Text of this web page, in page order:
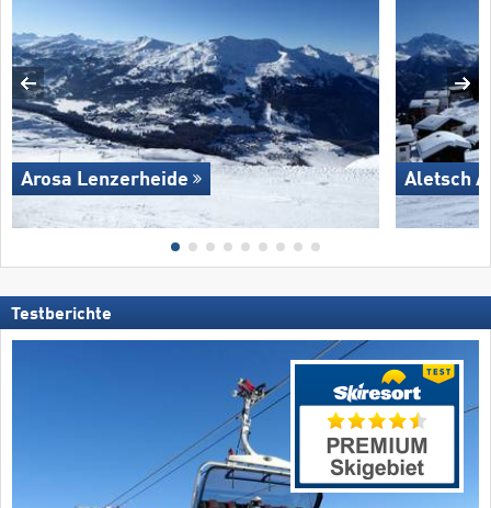
Arosa Lenzerheide Aletsch
Testberichte